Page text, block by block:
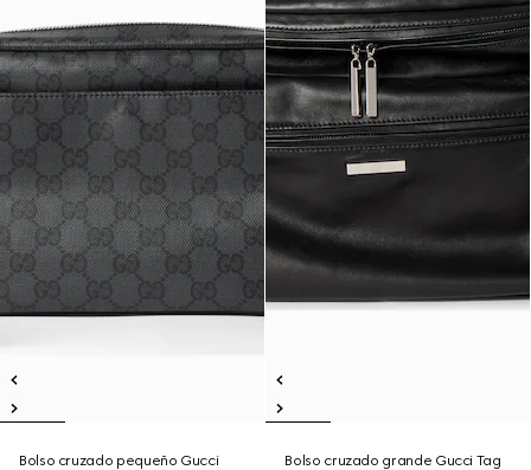
Bolso cruzado pequeño Gucci
Bolso cruzado grande Gucci Tag